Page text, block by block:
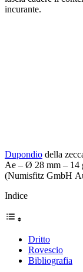
incurante.
Dupondio della
Ae – Ø 28 mm – 14
(Numisfitz GmbH
Indice
Dritto
Rovescio
Bibliografia